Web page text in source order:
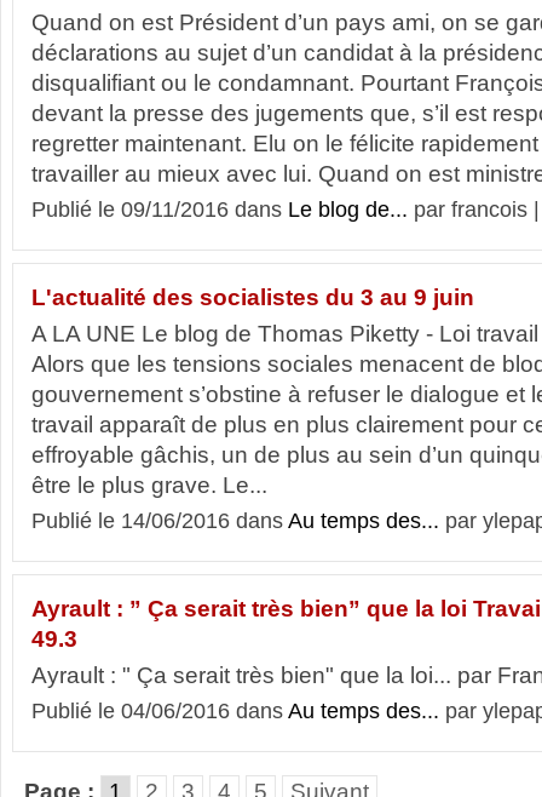
Quand on est Président d’un pays ami, on se
déclarations au sujet d’un candidat à la
disqualifiant ou le condamnant. Pourtant
devant la presse des jugements que, s’il est
regretter maintenant. Elu on le félicite
travailler au mieux avec lui. Quand on est
Publié le 09/11/2016 dans Le blog de... par francois
L'actualité des socialistes du 3 au 9 juin
A LA UNE Le blog de Thomas Piketty - Loi
Alors que les tensions sociales menacent de
gouvernement s’obstine à refuser le dialogue et
travail apparaît de plus en plus clairement pour
effroyable gâchis, un de plus au sein d’un
être le plus grave. Le...
Publié le 14/06/2016 dans Au temps des... par
Ayrault : ” Ça serait très bien” que la loi
49.3
Ayrault : " Ça serait très bien" que la loi... par
Publié le 04/06/2016 dans Au temps des... par
Page : 1 2 3 4 5 Suivant